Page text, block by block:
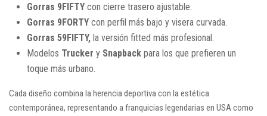
Gorras 9FIFTY con cierre trasero ajustable.
Gorras 9FORTY con perfil más bajo y visera curvada.
Gorras 59FIFTY, la versión fitted más profesional.
Modelos Trucker y Snapback para los que prefieren un
toque más urbano.
Cada diseño combina la herencia deportiva con la estética
contemporánea, representando a franquicias legendarias en USA como